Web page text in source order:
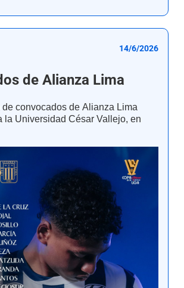
14/6/2026
de Alianza Lima
convocados de Alianza Lima
la Universidad César Vallejo, en